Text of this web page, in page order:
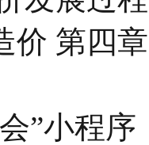
价 第四
”小程序